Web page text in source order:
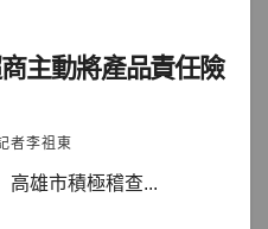
主動將產品責任險
者李祖東
高雄市積極稽查...